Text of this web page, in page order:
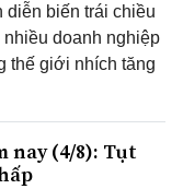
diễn biến trái chiều
doanh nghiệp
thế giới nhích tăng
nay (4/8): Tụt